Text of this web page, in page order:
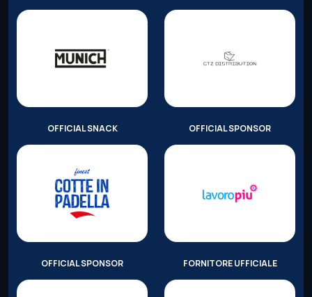
OFFICIAL SNACK OFFICIAL SPONSOR
OFFICIAL SPONSOR FORNITORE UFFICIALE